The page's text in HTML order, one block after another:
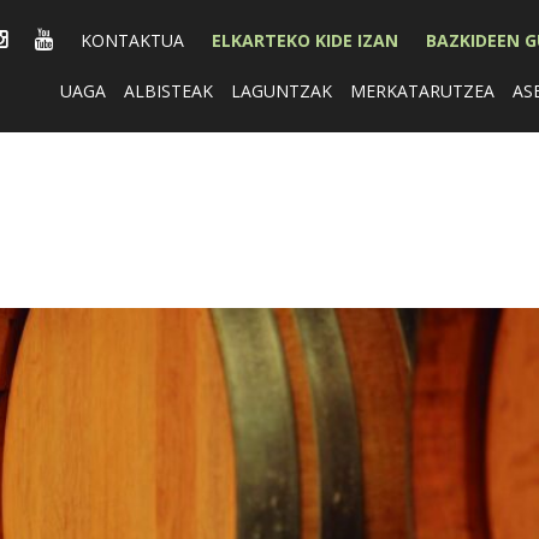
KONTAKTUA ELKARTEKO KIDE IZAN BAZKIDEEN
UAGA ALBISTEAK LAGUNTZAK MERKATARUTZEA